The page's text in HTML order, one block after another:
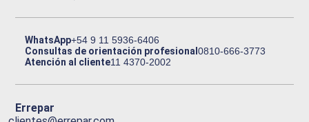
WhatsApp+54 9 11 5936-6406
Consultas de orientación profesional0810-666-3773
Atención al cliente11 4370-2002
Errepar